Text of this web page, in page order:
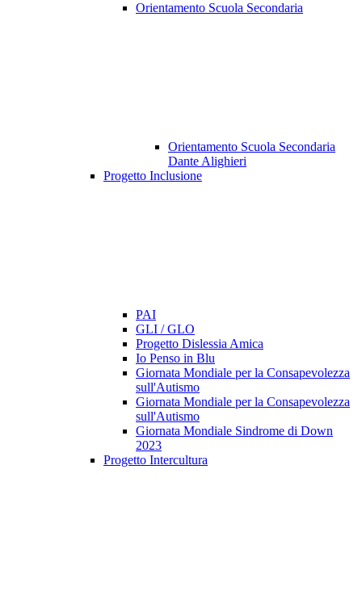
Orientamento Scuola Secondaria
Orientamento Scuola Secondaria
Dante Alighieri
Progetto Inclusione
PAI
GLI / GLO
Progetto Dislessia Amica
Io Penso in Blu
Giornata Mondiale per la Consapevolezza
sull'Autismo
Giornata Mondiale per la Consapevolezza
sull'Autismo
Giornata Mondiale Sindrome di Down
2023
Progetto Intercultura